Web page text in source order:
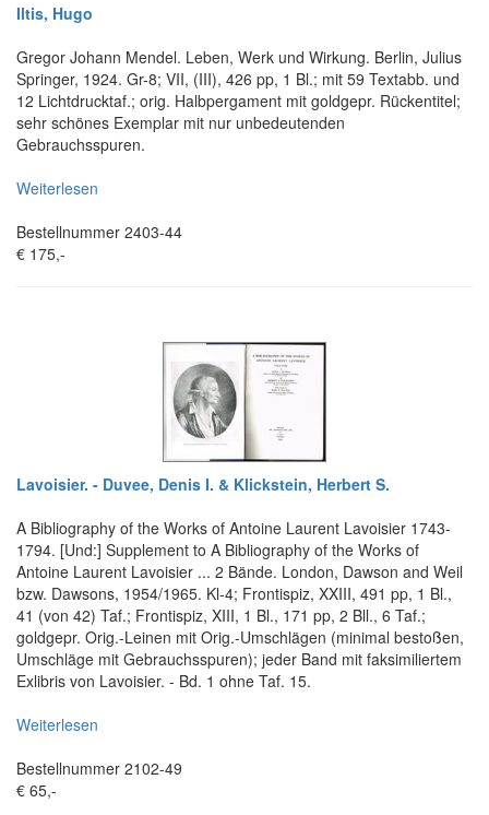
Iltis, Hugo
Gregor Johann Mendel. Leben, Werk und Wirkung. Berlin, Julius
Springer, 1924. Gr-8; VII, (III), 426 pp, 1 Bl.; mit 59 Textabb. und
12 Lichtdrucktaf.; orig. Halbpergament mit goldgepr. Rückentitel;
sehr schönes Exemplar mit nur unbedeutenden
Gebrauchsspuren.
Weiterlesen
Bestellnummer 2403-44
€ 175,-
Lavoisier. - Duvee, Denis I. & Klickstein, Herbert S.
A Bibliography of the Works of Antoine Laurent Lavoisier 1743-
1794. [Und:] Supplement to A Bibliography of the Works of
Antoine Laurent Lavoisier ... 2 Bände. London, Dawson and Weil
bzw. Dawsons, 1954/1965. Kl-4; Frontispiz, XXIII, 491 pp, 1 Bl.,
41 (von 42) Taf.; Frontispiz, XIII, 1 Bl., 171 pp, 2 Bll., 6 Taf.;
goldgepr. Orig.-Leinen mit Orig.-Umschlägen (minimal bestoßen,
Umschläge mit Gebrauchsspuren); jeder Band mit faksimiliertem
Exlibris von Lavoisier. - Bd. 1 ohne Taf. 15.
Weiterlesen
Bestellnummer 2102-49
€ 65,-